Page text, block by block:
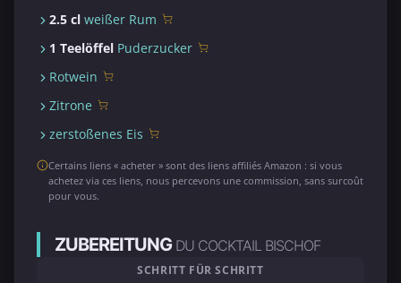
2.5 cl weißer Rum
1 Teelöffel Puderzucker
Rotwein
Zitrone
zerstoßenes Eis
Certains liens « acheter » sont des liens affiliés Amazon : si vous
achetez via ces liens, nous percevons une commission, sans surcoût
pour vous.
ZUBEREITUNG DU COCKTAIL BISCHOF
SCHRITT FÜR SCHRITT